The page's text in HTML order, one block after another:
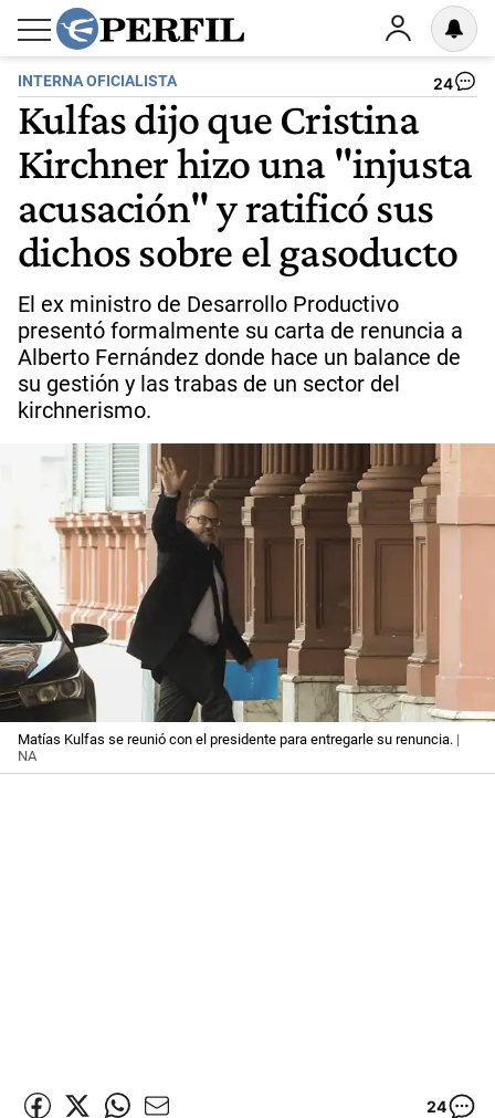
INTERNA OFICIALISTA 24
Kulfas dijo que Cristina
Kirchner hizo una "injusta
acusación" y ratificó sus
dichos sobre el gasoducto
El ex ministro de Desarrollo Productivo
presentó formalmente su carta de renuncia a
Alberto Fernández donde hace un balance de
su gestión y las trabas de un sector del
kirchnerismo.
Matías Kulfas se reunió con el presidente para entregarle su renuncia. |
NA
24